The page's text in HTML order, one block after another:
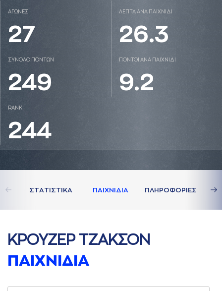
ΑΓΩΝΕΣ
27
ΛΕΠΤΑ ΑΝΑ ΠΑΙΧΝΙΔΙ
26.3
ΣΥΝΟΛΟ ΠΟΝΤΩΝ
249
ΠΟΝΤΟΙ ΑΝΑ ΠΑΙΧΝΙΔΙ
9.2
RANK
244
ΣΤAΤΙΣΤΙΚA ΠAΙΧΝΙΔΙA ΠΛΗΡΟΦΟΡΙΕΣ
ΚΡΟΥΖΕΡ ΤΖAΚΣΟΝ
ΠAΙΧΝΙΔΙA